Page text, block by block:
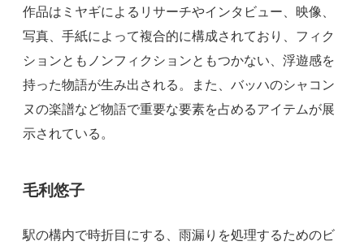
作品はミヤギによるリサーチやインタビュー、映像、
写真、手紙によって複合的に構成されており、フィク
ションともノンフィクションともつかない、浮遊感を
持った物語が生み出される。また、バッハのシャコン
ヌの楽譜など物語で重要な要素を占めるアイテムが展
示されている。
毛利悠子
駅の構内で時折目にする、雨漏りを処理するためのビ